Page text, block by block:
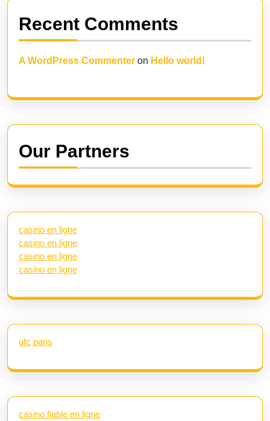
Recent Comments
A WordPress Commenter on Hello world!
Our Partners
casino en ligne
casino en ligne
casino en ligne
casino en ligne
ufc paris
casino fiable en ligne